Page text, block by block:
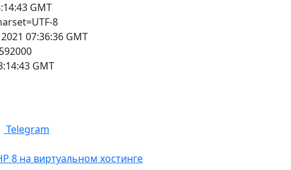
GMT
8
07:36:36 GMT
GMT
Telegram
8 на виртуальном хостинге